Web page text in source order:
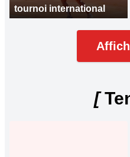
tournoi international
[